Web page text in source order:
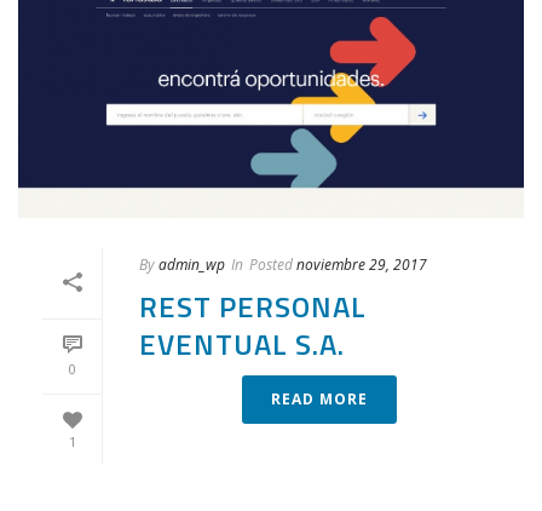
0
1
Byadmin_wp In Postednoviembre 29, 2017
REST PERSONAL
EVENTUAL S.A.
READ MORE